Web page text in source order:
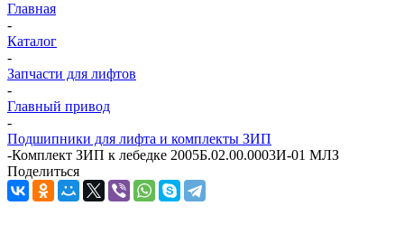
Главная
-
Каталог
-
Запчасти для лифтов
-
Главный привод
-
Подшипники для лифта и комплекты ЗИП
-Комплект ЗИП к лебедке 2005Б.02.00.0003И-01 МЛЗ
Поделиться